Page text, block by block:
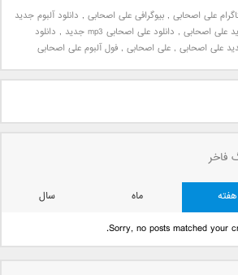
علی اصحابی , بیوگرافی علی اصحابی , دانلود آلبوم جدید
علی اصحابی , دانلود علی اصحابی mp3 جدید , دانلود
علی اصحابی , علی اصحابی , فول آلبوم علی اصحابی
فاخر
هفته ماه
سال
Sorry, no posts matched your